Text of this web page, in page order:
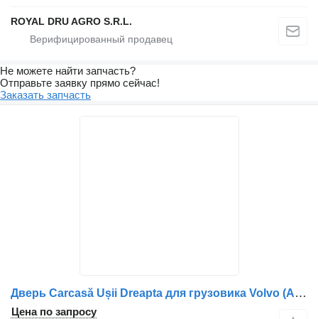
ROYAL DRU AGRO S.R.L.
Не можете найти запчасть?
Отправьте заявку прямо сейчас!
Заказать запчасть
Дверь Carcasă Ușii Dreapta для грузовика Volvo (Albastră)
Цена по запросу